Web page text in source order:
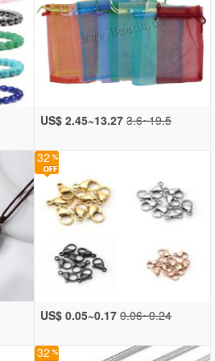
US$ 2.45~13.27 3.6~19.5
32
US$ 0.05~0.17 0.06~0.24
32